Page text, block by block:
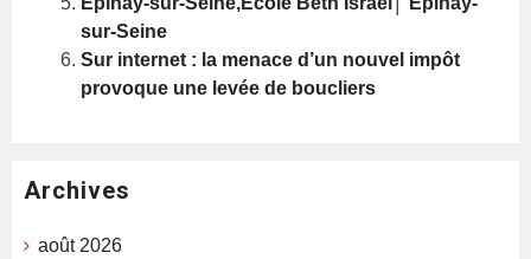
sur-Seine
Sur internet : la menace d’un nouvel impôt
provoque une levée de boucliers
Archives
août 2026